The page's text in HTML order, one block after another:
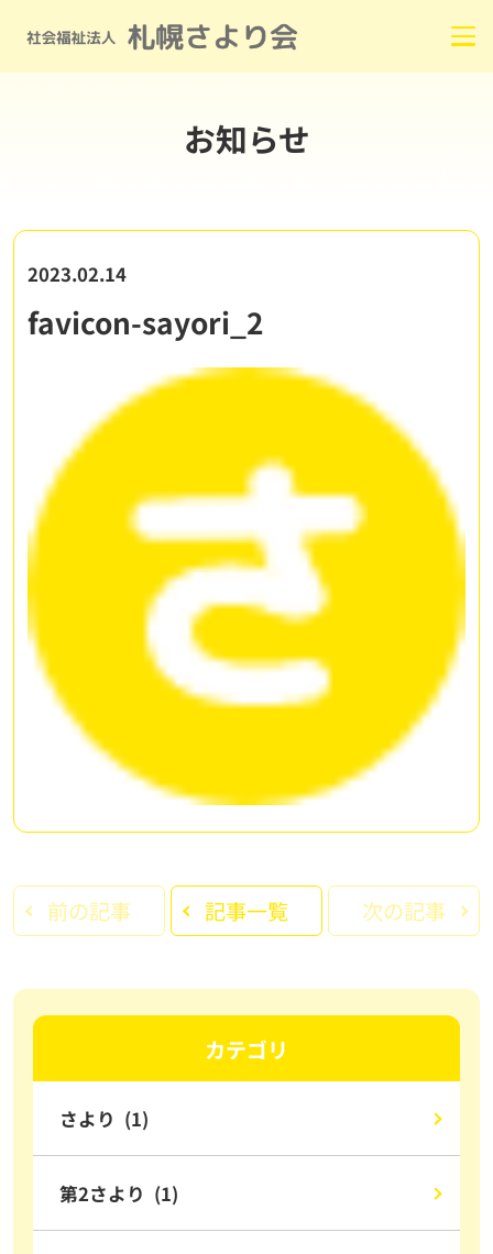
お知らせ
2023.02.14
favicon-sayori_2
前の記事 記事一覧 次の記事
カテゴリ
さより (1)
第2さより (1)